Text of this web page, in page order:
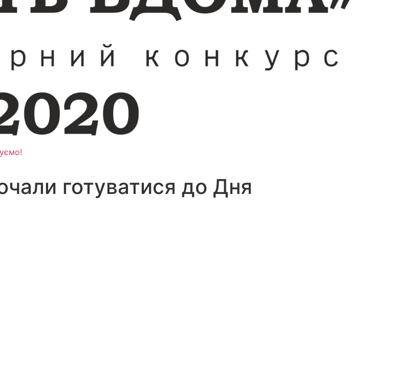
готуватися до Дня